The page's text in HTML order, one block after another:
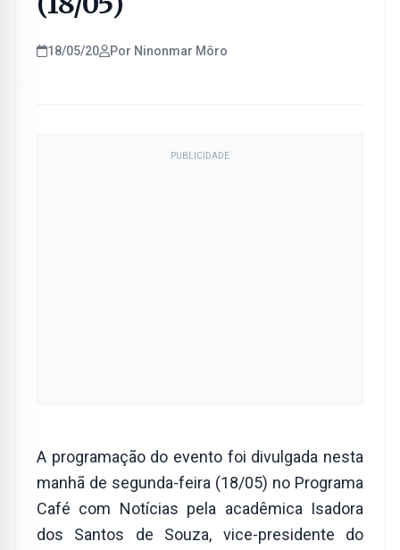
18/05/20 Por Ninonmar Môro
PUBLICIDADE
A programação do evento foi divulgada nesta
manhã de segunda-feira (18/05) no Programa
Café com Notícias pela acadêmica Isadora
dos Santos de Souza, vice-presidente do